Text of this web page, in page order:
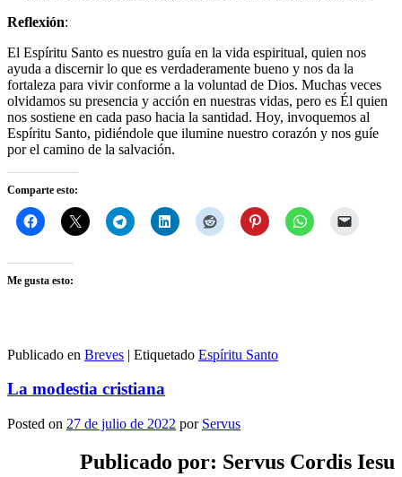
Reflexión:
El Espíritu Santo es nuestro guía en la vida espiritual, quien nos
ayuda a discernir lo que es verdaderamente bueno y nos da la
fortaleza para vivir conforme a la voluntad de Dios. Muchas veces
olvidamos su presencia y acción en nuestras vidas, pero es Él quien
nos sostiene en cada paso hacia la santidad. Hoy, invoquemos al
Espíritu Santo, pidiéndole que ilumine nuestro corazón y nos guíe
por el camino de la salvación.
Comparte esto:
Me gusta esto:
Publicado en Breves | Etiquetado Espíritu Santo
La modestia cristiana
Posted on 27 de julio de 2022 por Servus
Publicado por: Servus Cordis Iesu